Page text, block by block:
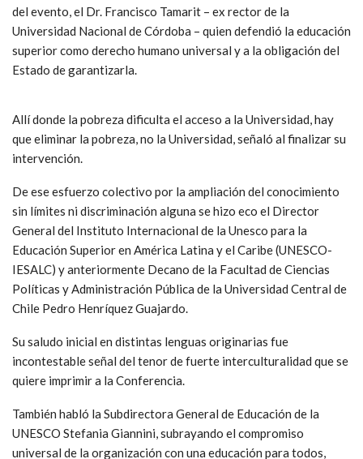
del evento, el Dr. Francisco Tamarit – ex rector de la
Universidad Nacional de Córdoba – quien defendió la educación
superior como derecho humano universal y a la obligación del
Estado de garantizarla.
Allí donde la pobreza dificulta el acceso a la Universidad, hay
que eliminar la pobreza, no la Universidad, señaló al finalizar su
intervención.
De ese esfuerzo colectivo por la ampliación del conocimiento
sin límites ni discriminación alguna se hizo eco el Director
General del Instituto Internacional de la Unesco para la
Educación Superior en América Latina y el Caribe (UNESCO-
IESALC) y anteriormente Decano de la Facultad de Ciencias
Políticas y Administración Pública de la Universidad Central de
Chile Pedro Henríquez Guajardo.
Su saludo inicial en distintas lenguas originarias fue
incontestable señal del tenor de fuerte interculturalidad que se
quiere imprimir a la Conferencia.
También habló la Subdirectora General de Educación de la
UNESCO Stefania Giannini, subrayando el compromiso
universal de la organización con una educación para todos,